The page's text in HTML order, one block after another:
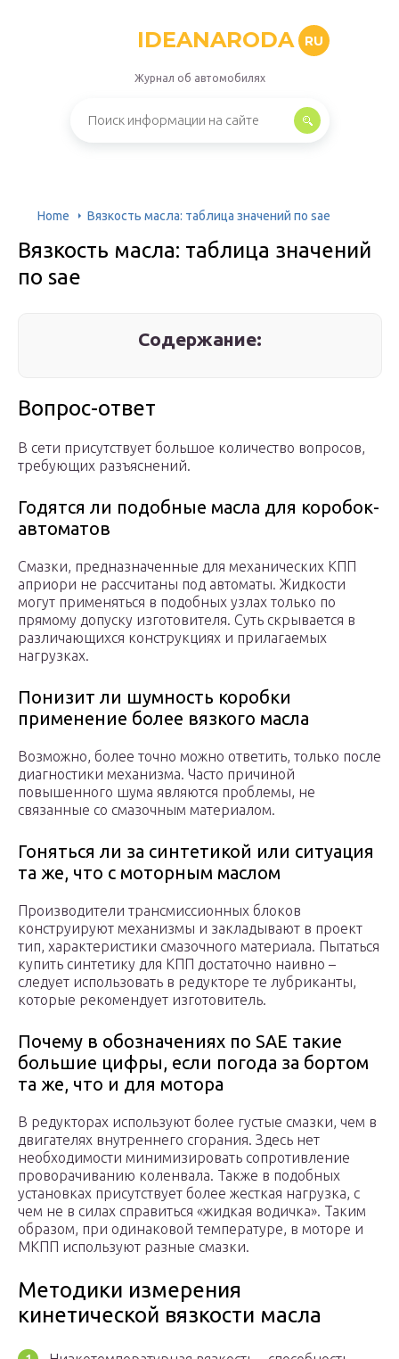
IDEANARODA RU
Журнал об автомобилях
Home Вязкость масла: таблица значений по sae
Вязкость масла: таблица значений
по sae
Содержание:
Вопрос-ответ
В сети присутствует большое количество вопросов,
требующих разъяснений.
Годятся ли подобные масла для коробок-
автоматов
Смазки, предназначенные для механических КПП
априори не рассчитаны под автоматы. Жидкости
могут применяться в подобных узлах только по
прямому допуску изготовителя. Суть скрывается в
различающихся конструкциях и прилагаемых
нагрузках.
Понизит ли шумность коробки
применение более вязкого масла
Возможно, более точно можно ответить, только после
диагностики механизма. Часто причиной
повышенного шума являются проблемы, не
связанные со смазочным материалом.
Гоняться ли за синтетикой или ситуация
та же, что с моторным маслом
Производители трансмиссионных блоков
конструируют механизмы и закладывают в проект
тип, характеристики смазочного материала. Пытаться
купить синтетику для КПП достаточно наивно –
следует использовать в редукторе те лубриканты,
которые рекомендует изготовитель.
Почему в обозначениях по SAE такие
большие цифры, если погода за бортом
та же, что и для мотора
В редукторах используют более густые смазки, чем в
двигателях внутреннего сгорания. Здесь нет
необходимости минимизировать сопротивление
проворачиванию коленвала. Также в подобных
установках присутствует более жесткая нагрузка, с
чем не в силах справиться «жидкая водичка». Таким
образом, при одинаковой температуре, в моторе и
МКПП используют разные смазки.
Методики измерения
кинетической вязкости масла